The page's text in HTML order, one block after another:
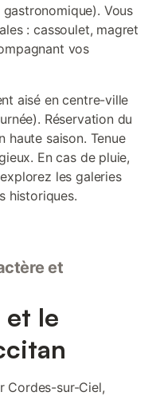
Vous
: cassoulet, magret
vos
aisé en centre-ville
Réservation du
haute saison. Tenue
En cas de pluie,
les galeries
historiques.
et
le
Cordes-sur-Ciel,